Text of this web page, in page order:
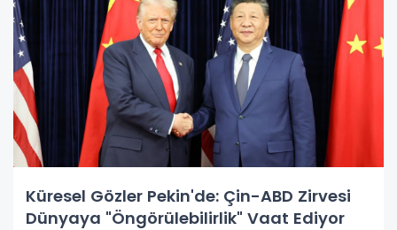
Küresel Gözler Pekin'de: Çin-ABD Zirvesi
Dünyaya "Öngörülebilirlik" Vaat Ediyor